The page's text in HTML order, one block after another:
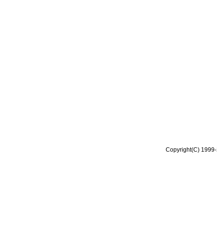
Copyright(C)